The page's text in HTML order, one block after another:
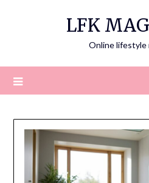
LFK
Online lifestyle